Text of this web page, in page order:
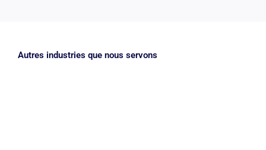
Autres industries que nous servons